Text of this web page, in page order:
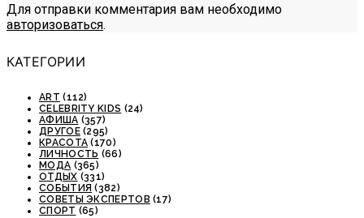
Для отправки комментария вам необходимо
авторизоваться.
КАТЕГОРИИ
ART (112)
CELEBRITY KIDS (24)
АФИША (357)
ДРУГОЕ(295)
КРАСОТА (170)
ЛИЧНОСТЬ (66)
МОДА (365)
ОТДЫХ (331)
СОБЫТИЯ (382)
СОВЕТЫ ЭКСПЕРТОВ (17)
СПОРТ (65)